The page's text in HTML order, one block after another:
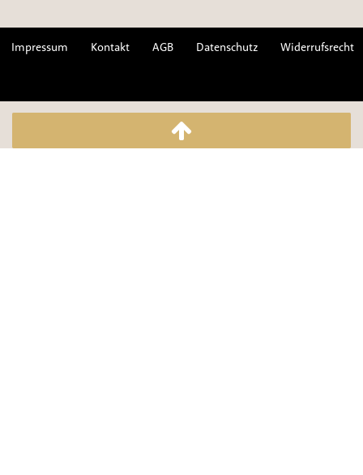
Impressum Kontakt AGB Datenschutz Widerrufsrecht